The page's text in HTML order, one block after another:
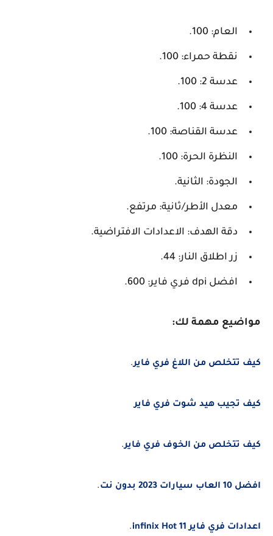
العام: 100.
نقطة حمراء: 100.
عدسة 2: 100.
عدسة 4: 100.
عدسة القناصة: 100.
النظرة الحرة: 100.
الجودة: الثانية.
معدل الأطر/ثانية: مرتفع.
دقة الهدف: الاعدادات الافتراضية.
زر اطلاق النار: 44.
افضل dpi فري فاير: 600.
مواضيع مهمة لك:
كيف تتخلص من اللاغ فري فاير.
كيف تجيب هيد شوت فري فاير
كيف تتخلص من الخوف فري فاير.
افضل 10 العاب سيارات 2023 بدون نت .
اعدادات فري فاير infinix Hot 11 .